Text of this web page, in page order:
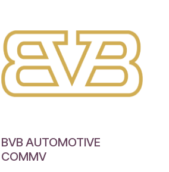
BVB AUTOMOTIVE
COMMV